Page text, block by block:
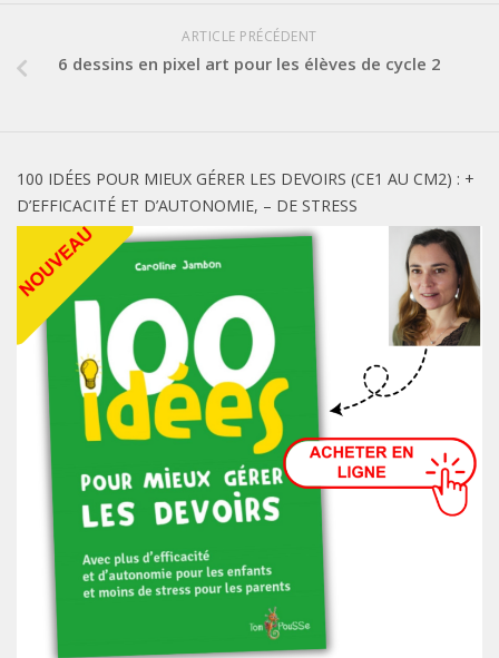
ARTICLE PRÉCÉDENT
6 dessins en pixel art pour les élèves de cycle 2
100 IDÉES POUR MIEUX GÉRER LES DEVOIRS (CE1 AU CM2) : +
D’EFFICACITÉ ET D’AUTONOMIE, – DE STRESS